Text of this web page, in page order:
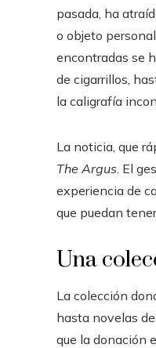
pasada, ha
o objeto
encontradas se
de cigarrillos,
la caligrafía
La noticia, que
The Argus . El
experiencia de
que puedan
Una
La colección
hasta novelas
que la donación